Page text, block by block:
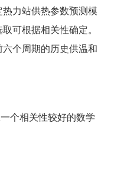
力站供热参数预测模
可根据相关性确定。
个周期的历史供温和
个相关性较好的数学